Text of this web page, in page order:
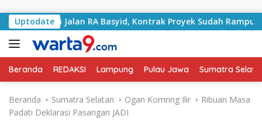
Uptodate
Jalan RA Basyid, Kontrak Proyek Sudah Rampung
Beranda REDAKSI Lampung Pulau Jawa Sumatra
Beranda Sumatra Selatan Ogan Komring Ilir
Ribuan Masa
Padati Deklarasi Pasangan JADI